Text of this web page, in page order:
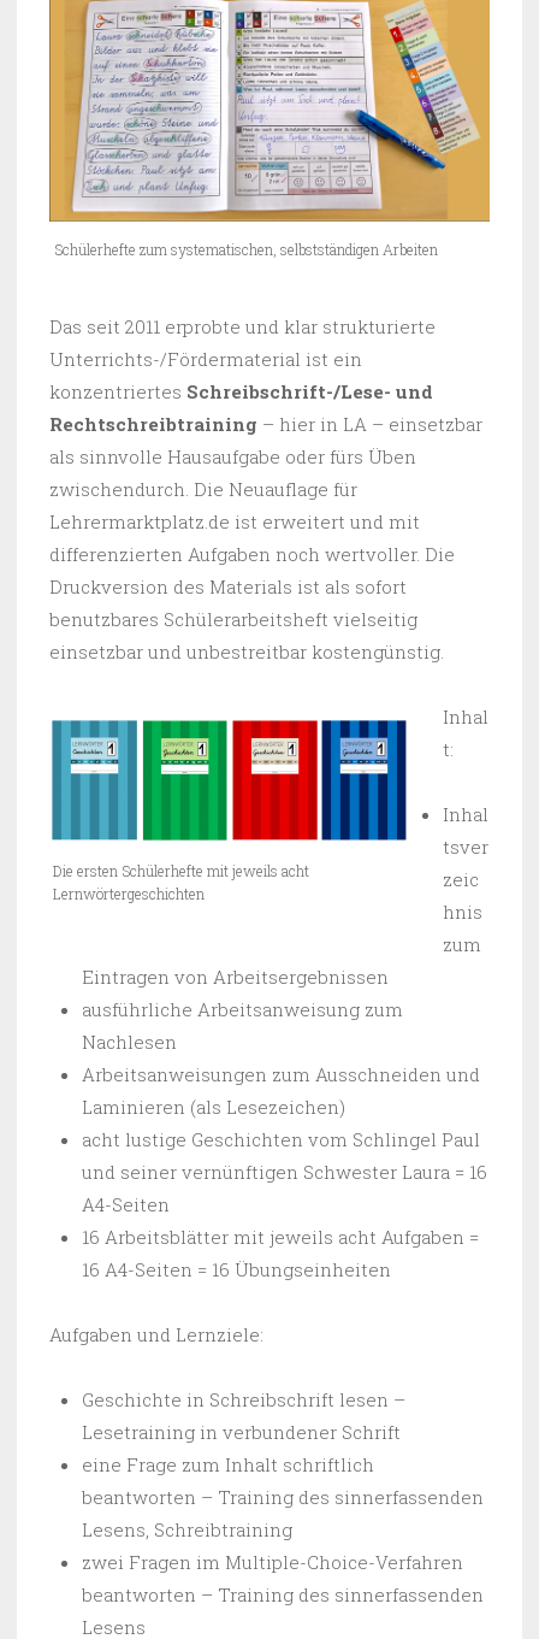
Schülerhefte zum systematischen, selbstständigen Arbeiten
Das seit 2011 erprobte und klar strukturierte
Unterrichts-/Fördermaterial ist ein
konzentriertes Schreibschrift-/Lese- und
Rechtschreibtraining – hier in LA – einsetzbar
als sinnvolle Hausaufgabe oder fürs Üben
zwischendurch. Die Neuauflage für
Lehrermarktplatz.de ist erweitert und mit
differenzierten Aufgaben noch wertvoller. Die
Druckversion des Materials ist als sofort
benutzbares Schülerarbeitsheft vielseitig
einsetzbar und unbestreitbar kostengünstig.
Die ersten Schülerhefte mit jeweils acht
Lernwörtergeschichten
Inhal
t:
Inhal
tsver
zeic
hnis
zum
Eintragen von Arbeitsergebnissen
ausführliche Arbeitsanweisung zum
Nachlesen
Arbeitsanweisungen zum Ausschneiden und
Laminieren (als Lesezeichen)
acht lustige Geschichten vom Schlingel Paul
und seiner vernünftigen Schwester Laura = 16
A4-Seiten
16 Arbeitsblätter mit jeweils acht Aufgaben =
16 A4-Seiten = 16 Übungseinheiten
Aufgaben und Lernziele:
Geschichte in Schreibschrift lesen –
Lesetraining in verbundener Schrift
eine Frage zum Inhalt schriftlich
beantworten – Training des sinnerfassenden
Lesens, Schreibtraining
zwei Fragen im Multiple-Choice-Verfahren
beantworten – Training des sinnerfassenden
Lesens